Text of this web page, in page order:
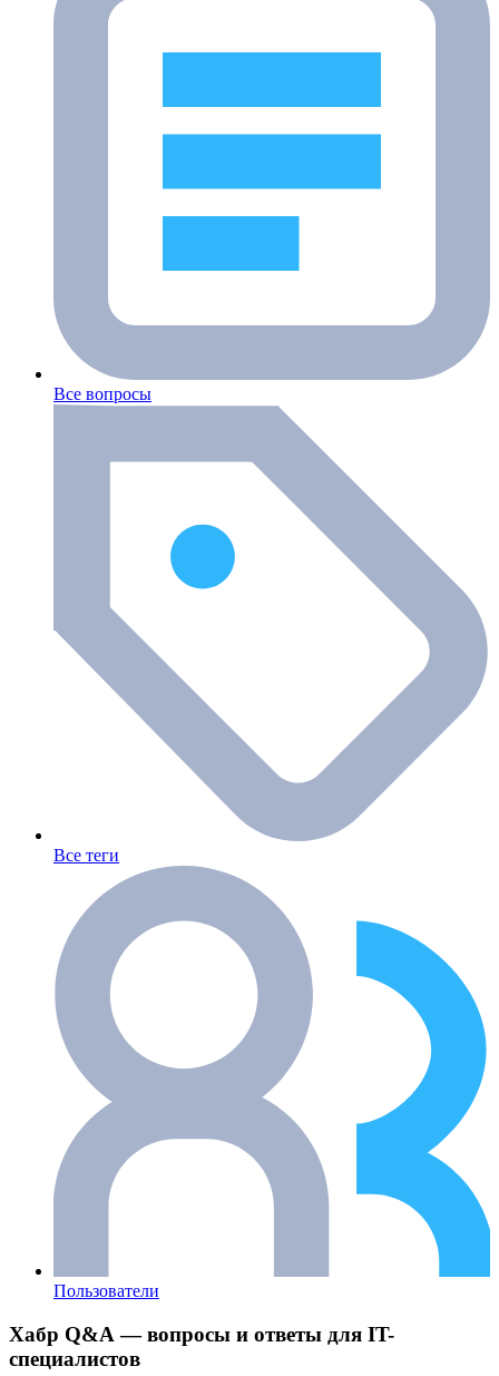
Все вопросы
Все теги
Пользователи
Хабр Q&A — вопросы и ответы для IT-
специалистов